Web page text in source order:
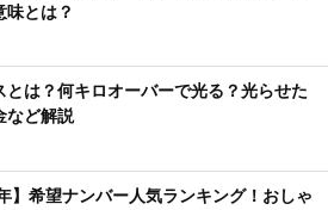
味とは？
とは？何キロオーバーで光る？光らせた
など解説
】希望ナンバー人気ランキング！おしゃ